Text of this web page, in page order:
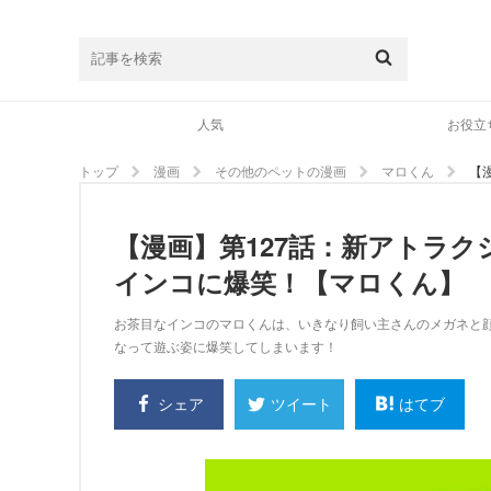
人気 お役立
トップ 漫画 その他のペットの漫画 マロくん
【漫画】第127話：新アトラ
インコに爆笑！【マロくん】
お茶目なインコのマロくんは、いきなり飼い主さんのメガネ
なって遊ぶ姿に爆笑してしまいます！
シェア ツイート はてブ